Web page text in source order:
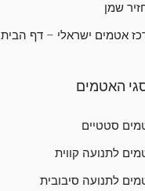
שמן
אטמים ישראלי – דף הבית
האטמים
סטטיים
לתנועה קווית
לתנועה סיבובית